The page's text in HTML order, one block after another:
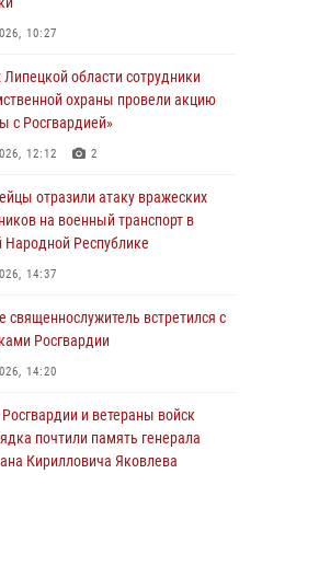
обеспечила безопасность
2026, 13:43 1
обеспечили безопасность
2026, 13:41 1
противодействует БПЛА ВСУ на
(видео)
обеспечила охрану порядка во
фестивалей в Липецке
10:27
Липецкой области сотрудники
охраны провели акцию
с Росгвардией»
12:12 2
отразили атаку вражеских
на военный транспорт в
Народной Республике
14:37
священнослужитель встретился с
Росгвардии
14:20
и ветераны войск
почтили память генерала
Кирилловича Яковлева